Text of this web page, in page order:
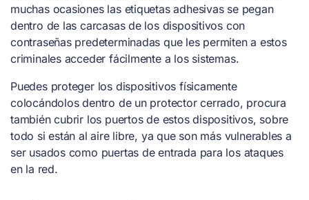
muchas ocasiones las etiquetas adhesivas se pegan
dentro de las carcasas de los dispositivos con
contraseñas predeterminadas que les permiten a estos
criminales acceder fácilmente a los sistemas.
Puedes proteger los dispositivos físicamente
colocándolos dentro de un protector cerrado, procura
también cubrir los puertos de estos dispositivos, sobre
todo si están al aire libre, ya que son más vulnerables a
ser usados como puertas de entrada para los ataques
en la red.